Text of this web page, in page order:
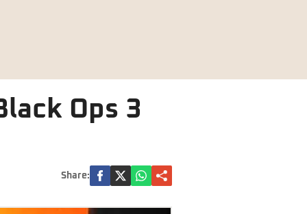
Ops 3
Share: